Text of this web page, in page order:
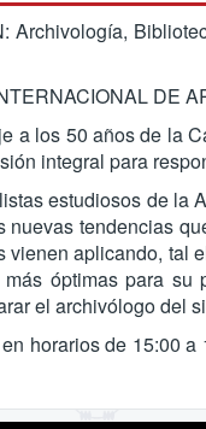
Archivología,
DE
a los 50 años de la
integral para
estudiosos de
tendencias
aplicando, tal
óptimas para
el archivólogo del
horarios de 15:00